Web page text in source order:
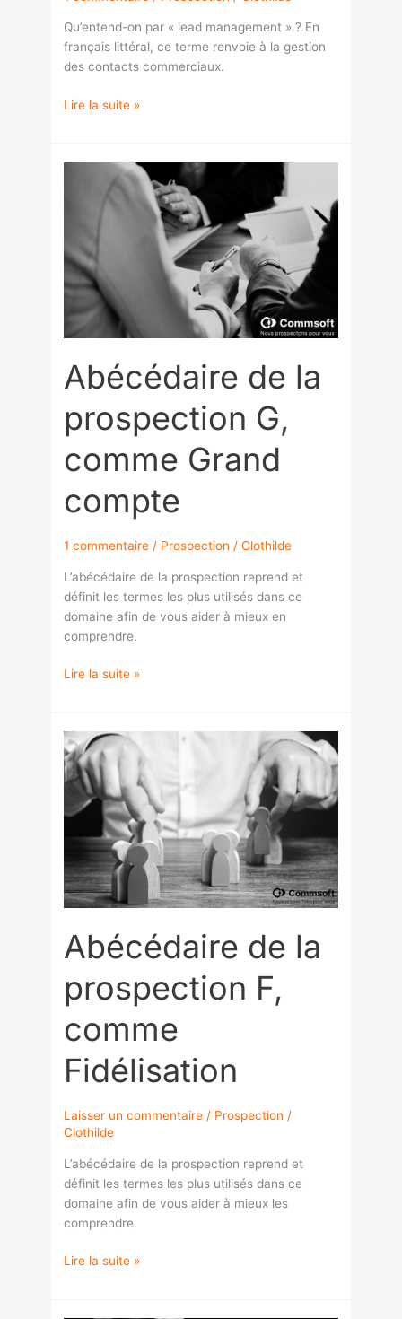
Qu’entend-on par « lead management » ? En
français littéral, ce terme renvoie à la gestion
des contacts commerciaux.
Lire la suite »
Abécédaire de la
prospection G,
comme Grand
compte
1 commentaire / Prospection /Clothilde
L’abécédaire de la prospection reprend et
définit les termes les plus utilisés dans ce
domaine afin de vous aider à mieux en
comprendre.
Abécédaire
G,
comme
Grand
compte
Lire la suite »
Abécédaire de la
prospection F,
comme
Fidélisation
Laisser un commentaire / Prospection /
Clothilde
L’abécédaire de la prospection reprend et
définit les termes les plus utilisés dans ce
domaine afin de vous aider à mieux les
comprendre.
Abécédaire
de
la
prospection
F,
comme
Fidélisation
Lire la suite »